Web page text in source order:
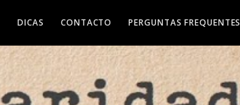
DICAS CONTACTO PERGUNTAS FREQUENTES